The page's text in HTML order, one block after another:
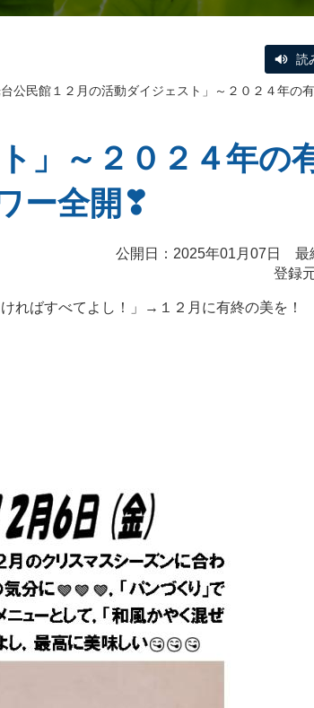
読
台公民館１２月の活動ダイジェスト」～２０２４年の
」～２０２４年の
ー全開❣
公開日：2025年01月07日 最
登録
ればすべてよし！」→１２月に有終の美を！